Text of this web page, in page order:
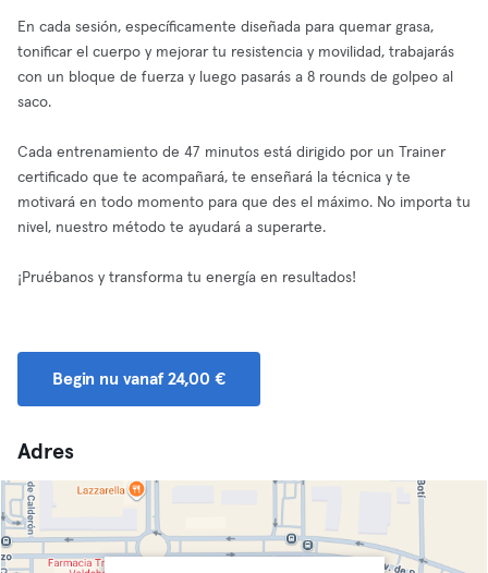
En cada sesión, específicamente diseñada para quemar grasa,
tonificar el cuerpo y mejorar tu resistencia y movilidad, trabajarás
con un bloque de fuerza y luego pasarás a 8 rounds de golpeo al
saco.
Cada entrenamiento de 47 minutos está dirigido por un Trainer
certificado que te acompañará, te enseñará la técnica y te
motivará en todo momento para que des el máximo. No importa tu
nivel, nuestro método te ayudará a superarte.
¡Pruébanos y transforma tu energía en resultados!
Begin nu vanaf 24,00 €
Adres